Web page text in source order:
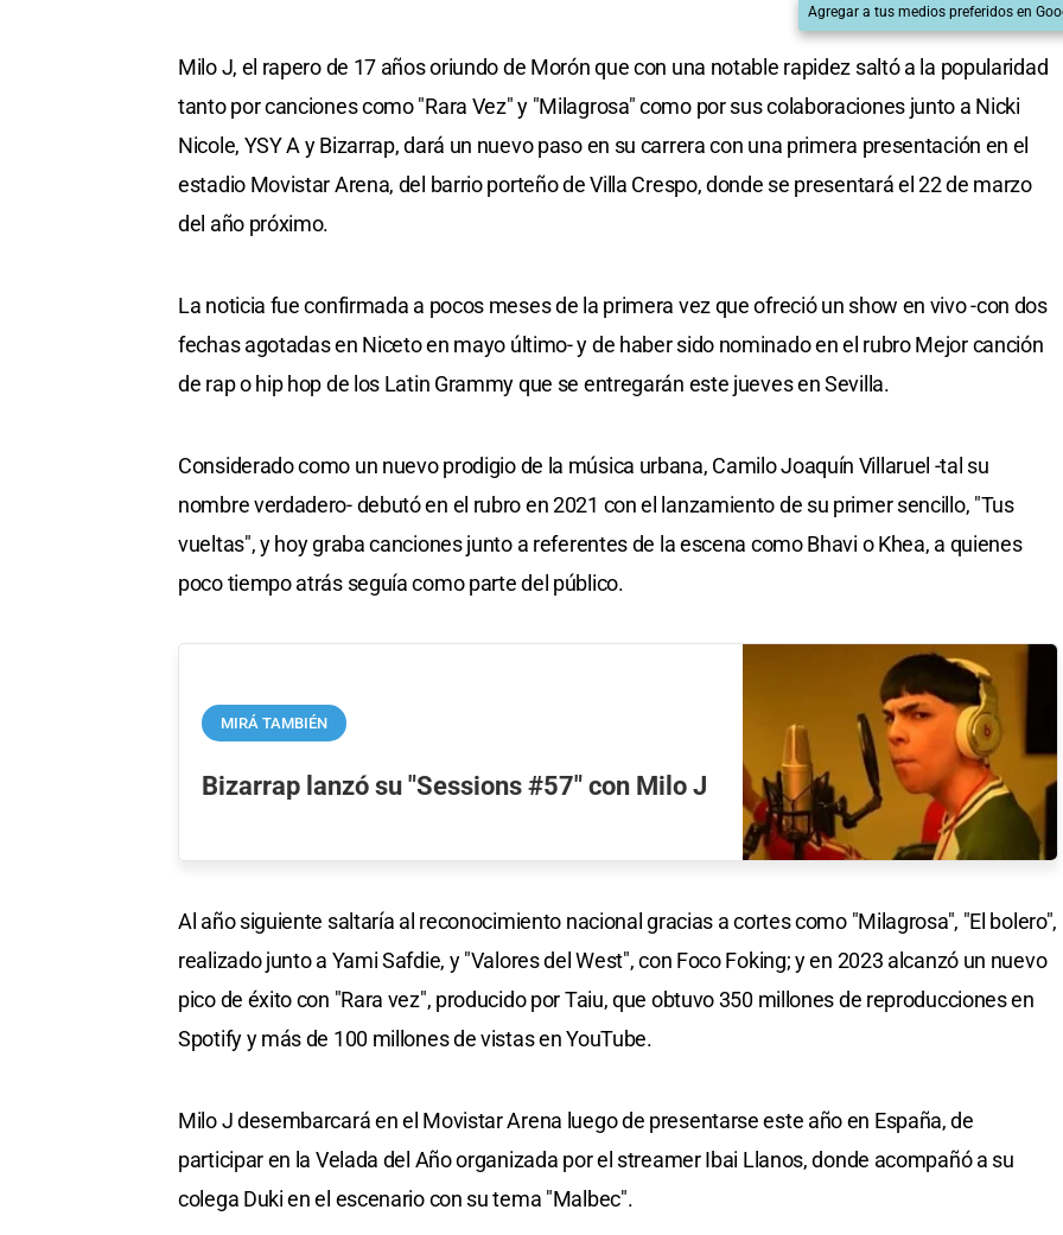
Agregar a tus medios preferidos en
Milo J, el rapero de 17 años oriundo de Morón que con una notable rapidez saltó a la popularidad
tanto por canciones como "Rara Vez" y "Milagrosa" como por sus colaboraciones junto a Nicki
Nicole, YSY A y Bizarrap, dará un nuevo paso en su carrera con una primera presentación en el
estadio Movistar Arena, del barrio porteño de Villa Crespo, donde se presentará el 22 de marzo
del año próximo.
La noticia fue confirmada a pocos meses de la primera vez que ofreció un show en vivo -con dos
fechas agotadas en Niceto en mayo último- y de haber sido nominado en el rubro Mejor canción
de rap o hip hop de los Latin Grammy que se entregarán este jueves en Sevilla.
Considerado como un nuevo prodigio de la música urbana, Camilo Joaquín Villaruel -tal su
nombre verdadero- debutó en el rubro en 2021 con el lanzamiento de su primer sencillo, "Tus
vueltas", y hoy graba canciones junto a referentes de la escena como Bhavi o Khea, a quienes
poco tiempo atrás seguía como parte del público.
MIRÁ TAMBIÉN
Bizarrap lanzó su "Sessions #57" con Milo J
Al año siguiente saltaría al reconocimiento nacional gracias a cortes como "Milagrosa", "El bolero",
realizado junto a Yami Safdie, y "Valores del West", con Foco Foking; y en 2023 alcanzó un nuevo
pico de éxito con "Rara vez", producido por Taiu, que obtuvo 350 millones de reproducciones en
Spotify y más de 100 millones de vistas en YouTube.
Milo J desembarcará en el Movistar Arena luego de presentarse este año en España, de
participar en la Velada del Año organizada por el streamer Ibai Llanos, donde acompañó a su
colega Duki en el escenario con su tema "Malbec".